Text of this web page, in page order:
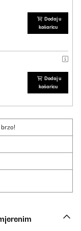
Dodaj u
košaricu
Dodaj u
košaricu